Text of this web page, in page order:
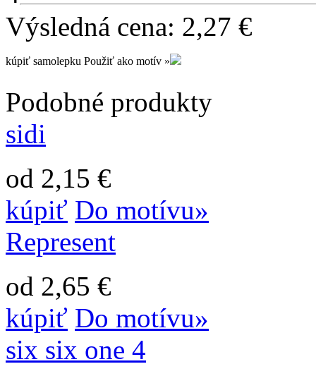
Výsledná cena: 2,27 €
kúpiť samolepku Použiť ako motív »
Podobné produkty
sidi
od 2,15 €
kúpiť Do motívu»
Represent
od 2,65 €
kúpiť Do motívu»
six six one 4